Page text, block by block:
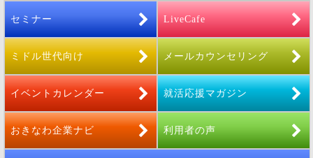
セミナー LiveCafe
ミドル世代向け メールカウンセリング
イベントカレンダー 就活応援マガジン
おきなわ企業ナビ 利用者の声